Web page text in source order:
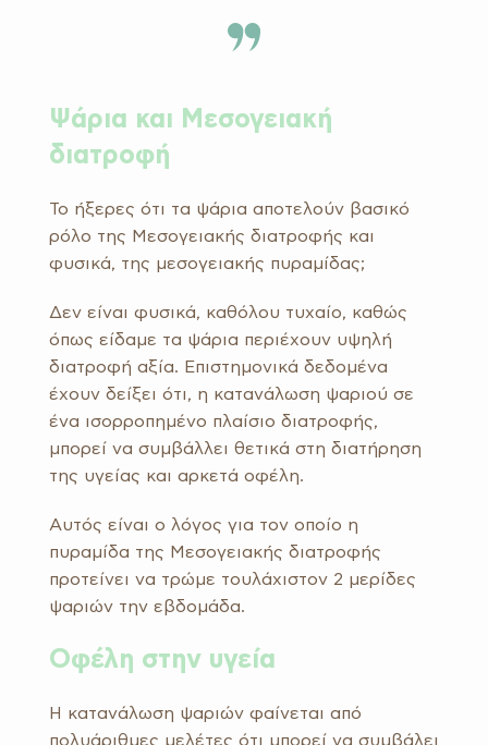
Ψάρια και Μεσογειακή
διατροφή
Το ήξερες ότι τα ψάρια αποτελούν βασικό
ρόλο της Μεσογειακής διατροφής και
φυσικά, της μεσογειακής πυραμίδας;
Δεν είναι φυσικά, καθόλου τυχαίο, καθώς
όπως είδαμε τα ψάρια περιέχουν υψηλή
διατροφή αξία. Επιστημονικά δεδομένα
έχουν δείξει ότι, η κατανάλωση ψαριού σε
ένα ισορροπημένο πλαίσιο διατροφής,
μπορεί να συμβάλλει θετικά στη διατήρηση
της υγείας και αρκετά οφέλη.
Αυτός είναι ο λόγος για τον οποίο η
πυραμίδα της Μεσογειακής διατροφής
προτείνει να τρώμε τουλάχιστον 2 μερίδες
ψαριών την εβδομάδα.
Οφέλη στην υγεία
Η κατανάλωση ψαριών φαίνεται από
πολυάριθμες μελέτες ότι μπορεί να συμβάλει